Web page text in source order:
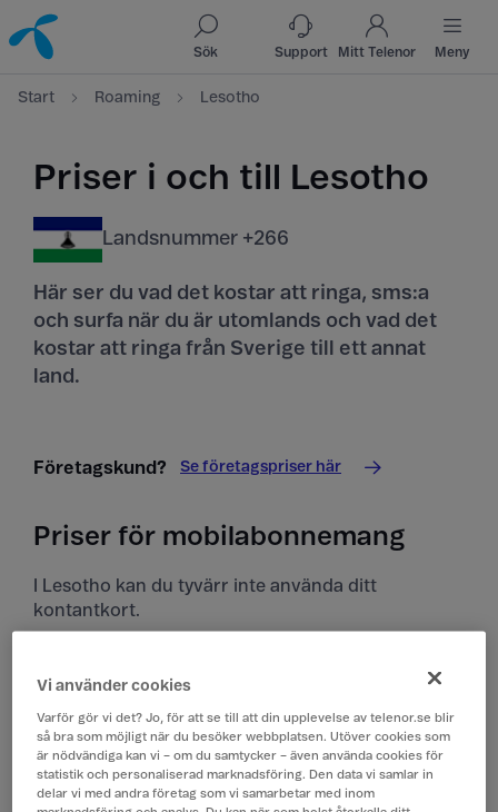
Till innehåll
Till sök
Sök Support Mitt Telenor Meny
Start Roaming Lesotho
Priser i och till Lesotho
Landsnummer +266
Här ser du vad det kostar att ringa, sms:a
och surfa när du är utomlands och vad det
kostar att ringa från Sverige till ett annat
land.
Företagskund? Se företagspriser här
Priser för mobilabonnemang
I Lesotho kan du tyvärr inte använda ditt
kontantkort.
Surfa
149 kr/dygn (0,1 GB)
(Surfpass)
Vi använder cookies
Varför gör vi det? Jo, för att se till att din upplevelse av telenor.se blir
så bra som möjligt när du besöker webbplatsen. Utöver cookies som
är nödvändiga kan vi – om du samtycker – även använda cookies för
statistik och personaliserad marknadsföring. Den data vi samlar in
delar vi med andra företag som vi samarbetar med inom